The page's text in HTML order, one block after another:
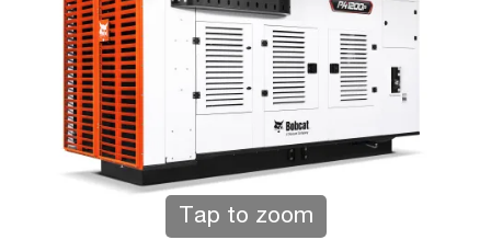
Tap to zoom